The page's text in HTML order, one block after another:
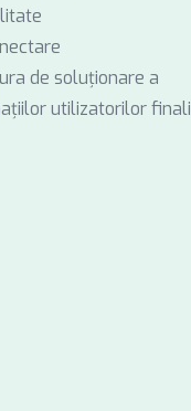
de soluționare a
utilizatorilor finali